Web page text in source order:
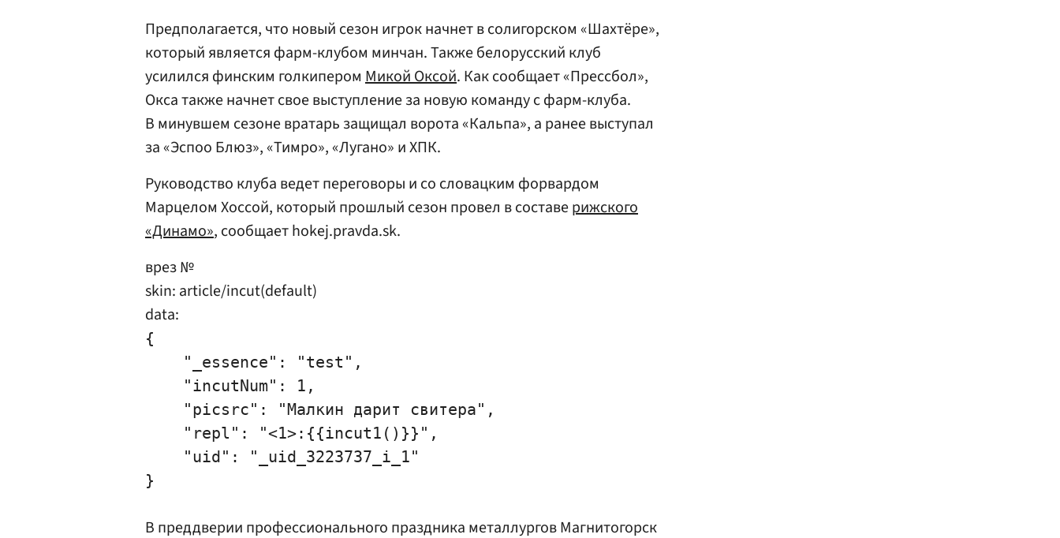
Предполагается, что новый сезон игрок начнет в солигорском «Шахтёре»,
который является фарм-клубом минчан. Также белорусский клуб
усилился финским голкипером Микой Оксой. Как сообщает «Прессбол»,
Окса также начнет свое выступление за новую команду с фарм-клуба.
В минувшем сезоне вратарь защищал ворота «Кальпа», а ранее выступал
за «Эспоо Блюз», «Тимро», «Лугано» и ХПК.
Руководство клуба ведет переговоры и со словацким форвардом
Марцелом Хоссой, который прошлый сезон провел в составерижского
«Динамо», сообщает hokej.pravda.sk.
врез №
skin: article/incut(default)
data:
{
    "_essence": "test",
    "incutNum": 1,
    "picsrc": "Малкин дарит свитера",
    "repl": "<1>:{{incut1()}}",
    "uid": "_uid_3223737_i_1"
В преддверии профессионального праздника металлургов Магнитогорск